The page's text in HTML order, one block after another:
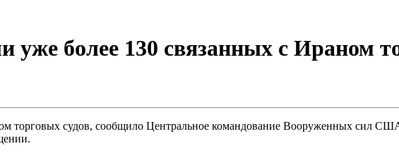
более 130 связанных с Ираном
торговых судов, сообщило Центральное командование Вооруженных сил